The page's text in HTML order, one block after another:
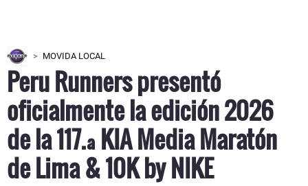
MOVIDA LOCAL
Peru Runners presentó
oficialmente la edición 2026
de la 117.ª KIA Media Maratón
de Lima & 10K by NIKE